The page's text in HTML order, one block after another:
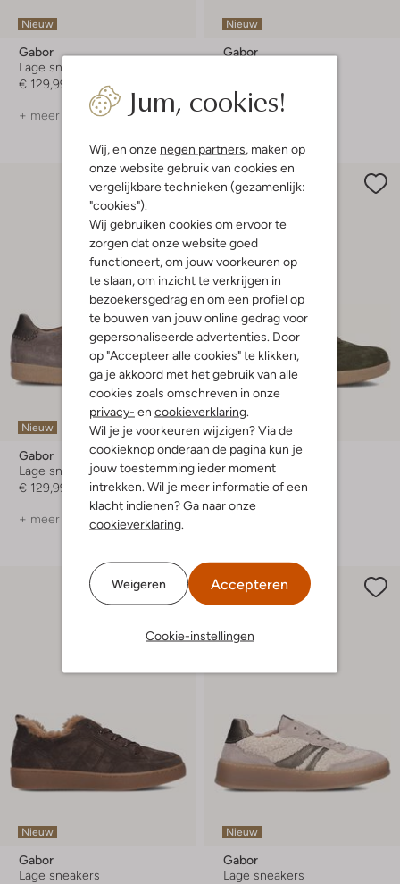
Jum, cookies!
Wij, en onze negen partners, maken op
onze website gebruik van cookies en
vergelijkbare technieken (gezamenlijk:
"cookies").
Wij gebruiken cookies om ervoor te
zorgen dat onze website goed
functioneert, om jouw voorkeuren op
te slaan, om inzicht te verkrijgen in
bezoekersgedrag en om een profiel op
te bouwen van jouw online gedrag voor
gepersonaliseerde advertenties. Door
op "Accepteer alle cookies" te klikken,
ga je akkoord met het gebruik van alle
cookies zoals omschreven in onze
privacy- en cookieverklaring.
Wil je je voorkeuren wijzigen? Via de
cookieknop onderaan de pagina kun je
jouw toestemming ieder moment
intrekken. Wil je meer informatie of een
klacht indienen? Ga naar onze
cookieverklaring.
Weigeren Accepteren
Cookie-instellingen
Nieuw
Gabor
Lage sneakers
€ 129,99
+ meer kleuren
Nieuw
Gabor
+ meer kleuren
Nieuw
Gabor
Lage sneakers
€ 129,99
+ meer kleuren
Nieuw
Gabor
Lage sneakers
€ 129,99
Nieuw
Gabor
Lage sneakers
Nieuw
Gabor
Lage sneakers